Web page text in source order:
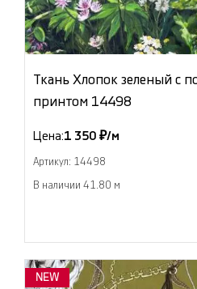
Ткань Хлопок зеленый с
принтом 14498
Цена:1 350 ₽/м
Артикул: 14498
В наличии 41.80 м
NEW